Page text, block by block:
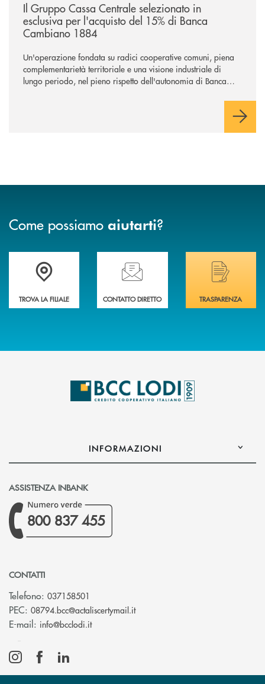
Il Gruppo Cassa Centrale selezionato in
esclusiva per l'acquisto del 15% di Banca
Cambiano 1884
Un'operazione fondata su radici cooperative comuni, piena
complementarietà territoriale e una visione industriale di
lungo periodo, nel pieno rispetto dell'autonomia di Banca
negoziazione esclusiva per la finalizzazione dell’operazione.
Come possiamo aiutarti?
Trova la filiale più vicina a Te
TROVA LA FILIALE
Hai bisogno di assistenza immediata?
CONTATTO DIRETTO
Hai bisogno di
TRASPARENZA
INFORMAZIONI
ASSISTENZA INBANK
800 837 455
CONTATTI
Telefono: 037158501
PEC: 08794.bcc@actaliscertymail.it(si apre l’app di posta
E-mail: info@bcclodi.it(si apre l’app di posta elettronica)